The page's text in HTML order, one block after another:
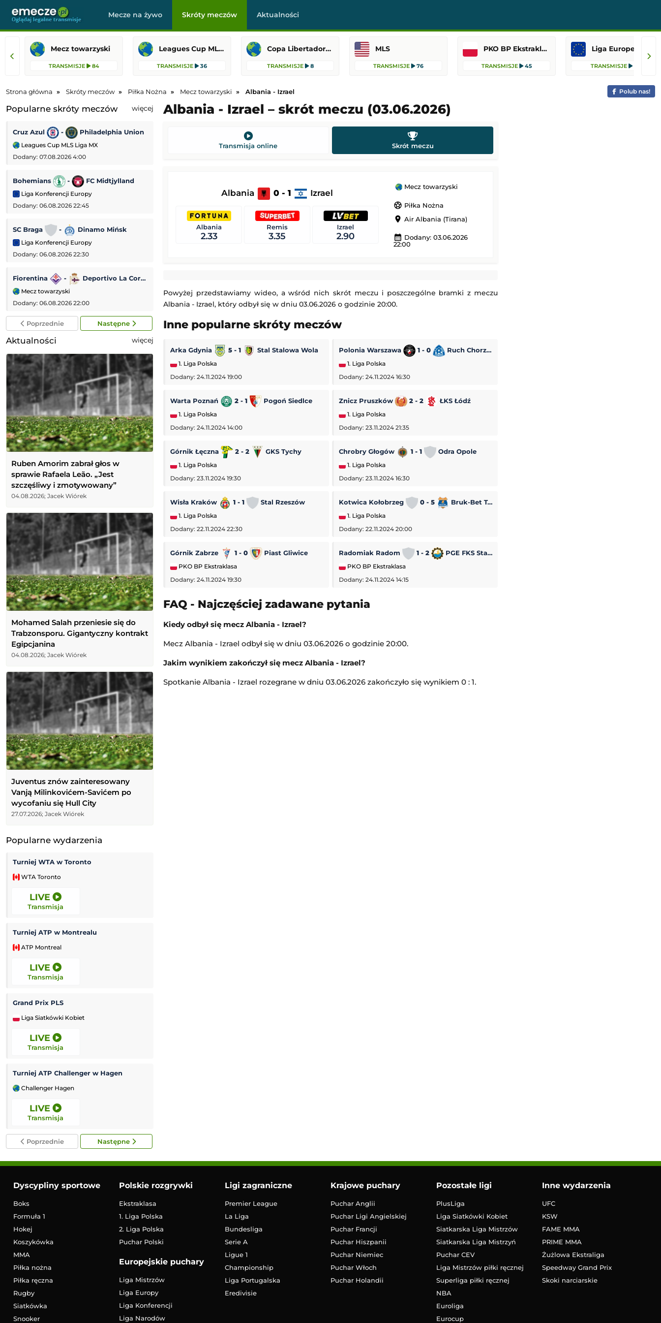
Mecze na żywo Skróty meczów Aktualności
Mecz towarzyski
TRANSMISJE 84
Leagues Cup MLS Liga MX
TRANSMISJE 36
Copa Libertadores
TRANSMISJE 8
MLS
TRANSMISJE 76
PKO BP Ekstraklasa
TRANSMISJE 45
Liga Europejska
TRANSMISJE 13
Strona główna Skróty meczów Piłka Nożna Mecz towarzyski Albania - Izrael Polub nas!
Popularne skróty meczów więcej
Cruz Azul - Philadelphia Union
Leagues Cup MLS Liga MX
Dodany: 07.08.2026 4:00
Bohemians - FC Midtjylland
Liga Konferencji Europy
Dodany: 06.08.2026 22:45
SC Braga - Dinamo Mińsk
Liga Konferencji Europy
Dodany: 06.08.2026 22:30
Fiorentina - Deportivo La Coruña
Mecz towarzyski
Dodany: 06.08.2026 22:00
Getafe CF
Dynamo Kijów Qarabağ Ağdam
Liga Europejska
Dodany: 06.08.2026 21:00
KAA Gent
Liga Konferencji Europy
Red Bull Salzburg
Liga Europejska
Dodany: 06.08.2026 21:00
Poprzednie Następne
Aktualności więcej
Ruben Amorim zabrał głos w
sprawie Rafaela Leão. „Jest
szczęśliwy i zmotywowany”
04.08.2026; Jacek Wiórek
Mohamed Salah przeniesie się do
Trabzonsporu. Gigantyczny kontrakt
Egipcjanina
04.08.2026; Jacek Wiórek
Juventus znów zainteresowany
Vanją Milinkovićem-Savićem po
wycofaniu się Hull City
27.07.2026; Jacek Wiórek
Popularne wydarzenia
Turniej WTA w Toronto
WTA Toronto
LIVE
Transmisja
Turniej ATP w Montrealu
ATP Montreal
LIVE
Transmisja
Grand Prix PLS
Liga Siatkówki Kobiet
LIVE
Transmisja
Turniej ATP Challenger w Hagen
Challenger Hagen
LIVE
Transmisja
Poprzednie Następne
Albania - Izrael – skrót meczu (03.06.2026)
Transmisja online Skrót meczu
Albania 0 - 1 Izrael
Albania
2.33
Remis
3.35
Izrael
2.90
Mecz towarzyski
sports_soccer Piłka Nożna
location_on Air Albania (Tirana)
calendar_month Dodany: 03.06.2026
22:00
Powyżej przedstawiamy wideo, a wśród nich skrót meczu i poszczególne bramki z meczu
Albania - Izrael, który odbył się w dniu 03.06.2026 o godzinie 20:00.
Inne popularne skróty meczów
Arka Gdynia 5 - 1 Stal Stalowa Wola
1. Liga Polska
Dodany: 24.11.2024 19:00
Polonia Warszawa 1 - 0 Ruch Chorzów
1. Liga Polska
Dodany: 24.11.2024 16:30
Warta Poznań 2 - 1 Pogoń Siedlce
1. Liga Polska
Dodany: 24.11.2024 14:00
Znicz Pruszków 2 - 2 ŁKS Łódź
1. Liga Polska
Dodany: 23.11.2024 21:35
Górnik Łęczna 2 - 2 GKS Tychy
1. Liga Polska
Dodany: 23.11.2024 19:30
Chrobry Głogów 1 - 1 Odra Opole
1. Liga Polska
Dodany: 23.11.2024 16:30
Wisła Kraków 1 - 1 Stal Rzeszów
1. Liga Polska
Dodany: 22.11.2024 22:30
Kotwica Kołobrzeg 0 - 5 Bruk-Bet Termalica Nieciecza
1. Liga Polska
Dodany: 22.11.2024 20:00
Górnik Zabrze 1 - 0 Piast Gliwice
PKO BP Ekstraklasa
Dodany: 24.11.2024 19:30
Radomiak Radom 1 - 2 PGE FKS Stal Mielec
PKO BP Ekstraklasa
Dodany: 24.11.2024 14:15
FAQ - Najczęściej zadawane pytania
Kiedy odbył się mecz Albania - Izrael?
Mecz Albania - Izrael odbył się w dniu 03.06.2026 o godzinie 20:00.
Jakim wynikiem zakończył się mecz Albania - Izrael?
Spotkanie Albania - Izrael rozegrane w dniu 03.06.2026 zakończyło się wynikiem 0 : 1.
Dyscypliny sportowe
Boks
Formuła 1
Hokej
Koszykówka
MMA
Piłka nożna
Piłka ręczna
Rugby
Siatkówka
Snooker
Polskie rozgrywki
Ekstraklasa
1. Liga Polska
2. Liga Polska
Puchar Polski
Europejskie puchary
Liga Mistrzów
Liga Europy
Liga Konferencji
Liga Narodów
Ligi zagraniczne
Premier League
La Liga
Bundesliga
Serie A
Ligue 1
Championship
Liga Portugalska
Eredivisie
Krajowe puchary
Puchar Anglii
Puchar Ligi Angielskiej
Puchar Francji
Puchar Hiszpanii
Puchar Niemiec
Puchar Włoch
Puchar Holandii
Pozostałe ligi
PlusLiga
Liga Siatkówki Kobiet
Siatkarska Liga Mistrzów
Siatkarska Liga Mistrzyń
Puchar CEV
Liga Mistrzów piłki ręcznej
Superliga piłki ręcznej
NBA
Euroliga
Eurocup
Inne wydarzenia
UFC
KSW
FAME MMA
PRIME MMA
Żużlowa Ekstraliga
Speedway Grand Prix
Skoki narciarskie